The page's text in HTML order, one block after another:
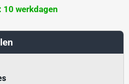
werkdagen